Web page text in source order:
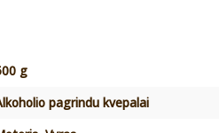
g
pagrindu kvepalai